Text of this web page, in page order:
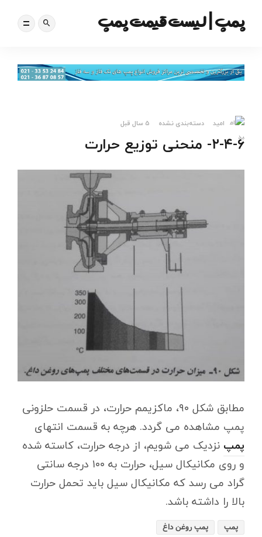
پمپ | لیست قیمت پمپ
امید دسته‌بندی نشده 5 سال قبل
۲-۴-۶- منحنی توزیع حرارت
مطابق شکل ۹۰، ماکزیمم حرارت، در قسمت حلزونی
پمپ مشاهده می گردد. هرچه به قسمت انتهای
پمپ نزدیک می شویم، از درجه حرارت، کاسته شده
و روی مکانیکال سیل، حرارت به ۱۰۰ درجه سانتی
گراد می رسد که مکانیکال سیل باید تحمل حرارت
بالا را داشته باشد.
پمپ پمپ روغن داغ